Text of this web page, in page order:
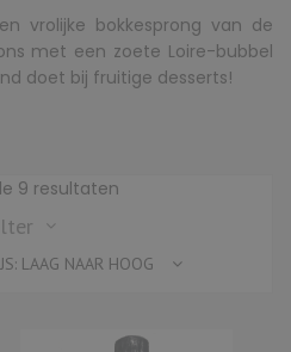
vrolijke bokkesprong van de
met een zoete Loire-bubbel
doet bij fruitige desserts!
9 resultatenGesorteerd
laag
LAAG NAAR HOOG